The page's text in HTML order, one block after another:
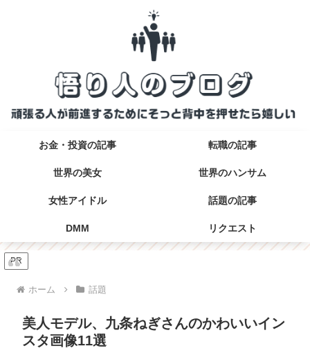
お金・投資の記事 転職の記事
世界の美女 世界のハンサム
女性アイドル 話題の記事
DMM リクエスト
PR
ホーム 話題
美人モデル、九条ねぎさんのかわいいイン
スタ画像11選